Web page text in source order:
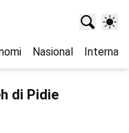
Nasional
di Pidie